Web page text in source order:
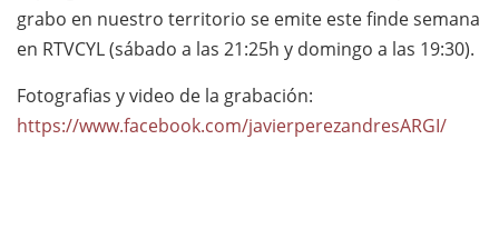
grabo en nuestro territorio se emite este finde semana
en RTVCYL (sábado a las 21:25h y domingo a las 19:30).
Fotografias y video de la grabación:
https://www.facebook.com/javierperezandresARGI/